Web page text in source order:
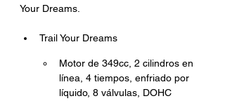
Your Dreams.
Trail Your Dreams
Motor de 349cc, 2 cilindros en
línea, 4 tiempos, enfriado por
líquido, 8 válvulas, DOHC